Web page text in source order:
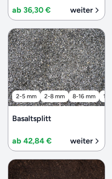
ab 36,30 € weiter
2-5 mm 2-8 mm 8-16 mm
Basaltsplitt
ab 42,84 € weiter